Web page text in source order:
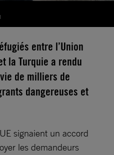
entre l’Union
la Turquie a rendu
de milliers de
dangereuses et
signaient un accord
les demandeurs